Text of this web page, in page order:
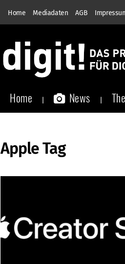
Home Mediadaten AGB
Home News
Apple Tag